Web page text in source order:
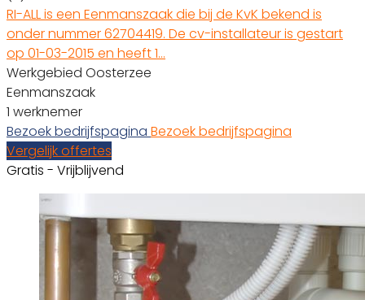
RI-ALL is een Eenmanszaak die bij de KvK bekend is
onder nummer 62704419. De cv-installateur is gestart
op 01-03-2015 en heeft 1…
Werkgebied Oosterzee
Eenmanszaak
1 werknemer
Bezoek bedrijfspagina Bezoek bedrijfspagina
Vergelijk offertes
Gratis - Vrijblijvend